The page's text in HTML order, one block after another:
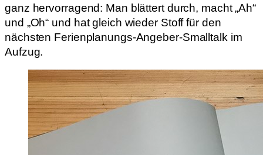
ganz hervorragend: Man blättert durch, macht „Ah“
und „Oh“ und hat gleich wieder Stoff für den
nächsten Ferienplanungs-Angeber-Smalltalk im
Aufzug.